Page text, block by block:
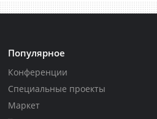
Популярное
Конференции
Специальные проекты
Маркет